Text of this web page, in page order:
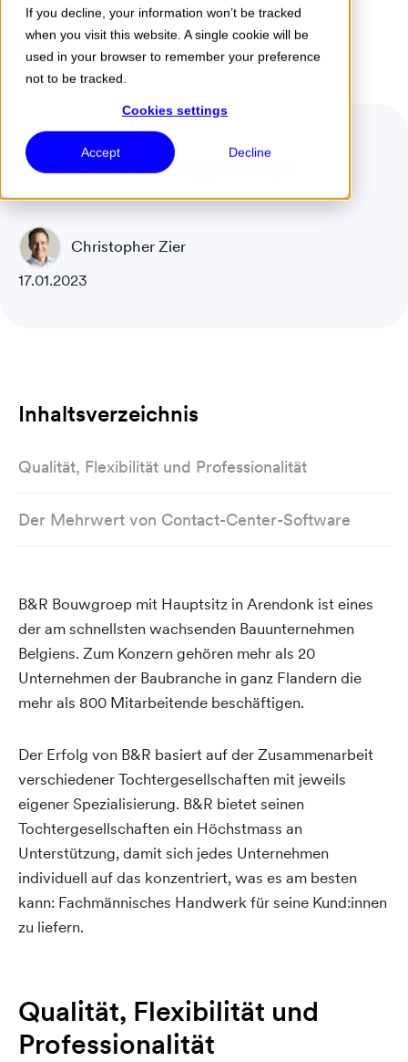
If you decline, your information won’t be tracked
when you visit this website. A single cookie will be
used in your browser to remember your preference
not to be tracked.
Cookies settings
Accept Decline
Menu
B&R Bouwgroep
Christopher Zier
17.01.2023
Inhaltsverzeichnis
Qualität, Flexibilität und Professionalität
Der Mehrwert von Contact-Center-Software
B&R Bouwgroep mit Hauptsitz in Arendonk ist eines
der am schnellsten wachsenden Bauunternehmen
Belgiens. Zum Konzern gehören mehr als 20
Unternehmen der Baubranche in ganz Flandern die
mehr als 800 Mitarbeitende beschäftigen.
Der Erfolg von B&R basiert auf der Zusammenarbeit
verschiedener Tochtergesellschaften mit jeweils
eigener Spezialisierung. B&R bietet seinen
Tochtergesellschaften ein Höchstmass an
Unterstützung, damit sich jedes Unternehmen
individuell auf das konzentriert, was es am besten
kann: Fachmännisches Handwerk für seine Kund:innen
zu liefern.
Qualität, Flexibilität und
Professionalität